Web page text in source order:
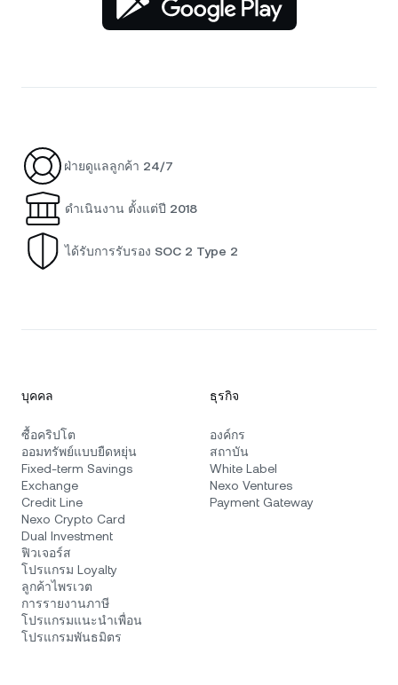
ฝ่ายดูแลลูกค้า 24/7
ดำเนินงาน ตั้งแต่ปี 2018
ได้รับการรับรอง SOC 2 Type 2
บุคคล
ซื้อคริปโต
ออมทรัพย์แบบยืดหยุ่น
Fixed-term Savings
Exchange
Credit Line
Nexo Crypto Card
Dual Investment
ฟิวเจอร์ส
โปรแกรม Loyalty
ลูกค้าไพรเวต
การรายงานภาษี
โปรแกรมแนะนำเพื่อน
โปรแกรมพันธมิตร
ธุรกิจ
องค์กร
สถาบัน
White Label
Nexo Ventures
Payment Gateway